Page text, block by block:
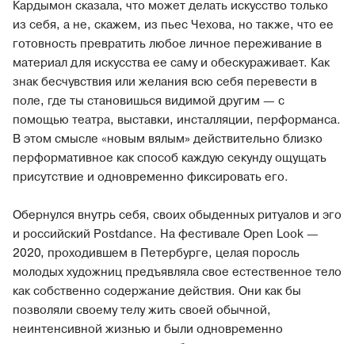
Кардымон сказала, что может делать искусство только
из себя, а не, скажем, из пьес Чехова, но также, что ее
готовность превратить любое личное переживание в
материал для искусства ее саму и обескураживает. Как
знак бесчувствия или желания всю себя перевести в
поле, где ты становишься видимой другим — с
помощью театра, выставки, инсталляции, перформанса.
В этом смысле «новым вялым» действительно близко
перформативное как способ каждую секунду ощущать
присутствие и одновременно фиксировать его.
Обернулся внутрь себя, своих обыденных ритуалов и эго
и российский Postdance. На фестивале Open Look —
2020, проходившем в Петербурге, целая поросль
молодых художниц предъявляла свое естественное тело
как собственно содержание действия. Они как бы
позволяли своему телу жить своей обычной,
неинтенсивной жизнью и были одновременно